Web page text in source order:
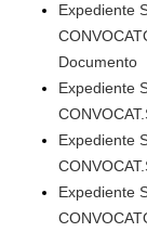
Expediente
Documento
Expediente
Expediente
Expediente